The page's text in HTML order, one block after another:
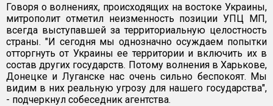
Говоря о волнениях, происходящих на востоке Украины,
митрополит отметил неизменность позиции УПЦ МП,
всегда выступавшей за территориальную целостность
страны. "И сегодня мы однозначно осуждаем попытки
отторгнуть от Украины ее территории и включить их в
состав других государств. Потому волнения в Харькове,
Донецке и Луганске нас очень сильно беспокоят. Мы
видим в них реальную угрозу для нашего государства",
- подчеркнул собеседник агентства.